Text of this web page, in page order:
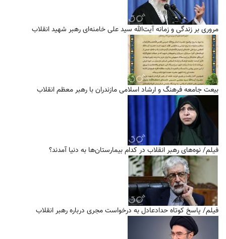
مروری بر زندگی و زمانه آیت‌الله سید علی خامنه‌ای رهبر شهید انقلاب
بیعت جامعه فرهنگ و ارشاد اسلامی مازندران با رهبر معظم انقلاب
فیلم/ نوه‌های رهبر انقلاب در کدام بیمارستان‌ها به دنیا آمدند؟
فیلم/ پاسخ کوتاه حدادعادل به درخواست مجری درباره رهبر انقلاب